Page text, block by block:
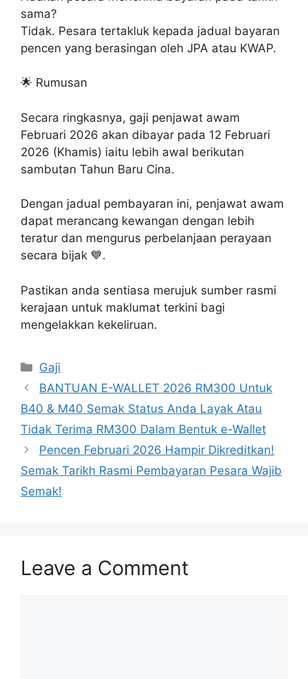
sama?
Tidak. Pesara tertakluk kepada jadual bayaran
pencen yang berasingan oleh JPA atau KWAP.
🌟 Rumusan
Secara ringkasnya, gaji penjawat awam
Februari 2026 akan dibayar pada 12 Februari
2026 (Khamis) iaitu lebih awal berikutan
sambutan Tahun Baru Cina.
Dengan jadual pembayaran ini, penjawat awam
dapat merancang kewangan dengan lebih
teratur dan mengurus perbelanjaan perayaan
secara bijak 💙.
Pastikan anda sentiasa merujuk sumber rasmi
kerajaan untuk maklumat terkini bagi
mengelakkan kekeliruan.
Categories
Gaji
BANTUAN E-WALLET 2026 RM300 Untuk
B40 & M40 Semak Status Anda Layak Atau
Tidak Terima RM300 Dalam Bentuk e-Wallet
Pencen Februari 2026 Hampir Dikreditkan!
Semak Tarikh Rasmi Pembayaran Pesara Wajib
Semak!
Leave a Comment